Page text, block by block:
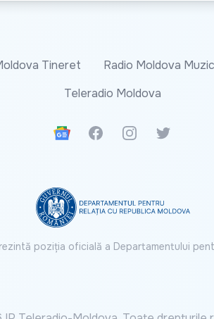
Tineret Radio Moldova
Teleradio Moldova
Google News
FacebookInstagramTwitter
poziția oficială a Departamentului